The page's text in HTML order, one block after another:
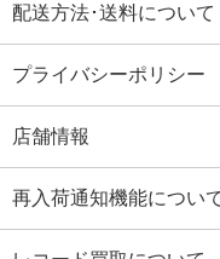
配送方法･送料について
プライバシーポリシー
店舗情報
再入荷通知機能につい